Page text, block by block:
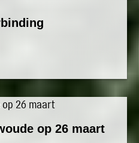
op 26 maart